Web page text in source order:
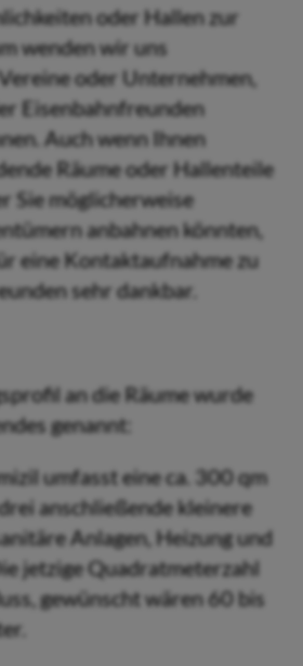
oder Hallen zur
wenden wir uns
oder Unternehmen,
Eisenbahnfreunden
Auch wenn Ihnen
Räume oder Hallenteile
Sie möglicherweise
anbahnen könnten,
eine Kontaktaufnahme zu
sehr dankbar.
an die Räume wurde
genannt:
umfasst eine ca. 300 qm
anschließende kleinere
Anlagen, Heizung und
jetzige Quadratmeterzahl
gewünscht wären 60 bis